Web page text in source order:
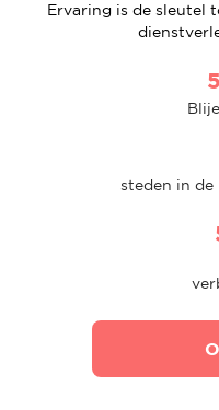
Ervaring is de sleutel
steden in de